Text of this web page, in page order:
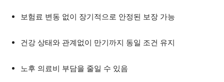
보험료 변동 없이 장기적으로 안정된 보장 가능
건강 상태와 관계없이 만기까지 동일 조건 유지
노후 의료비 부담을 줄일 수 있음